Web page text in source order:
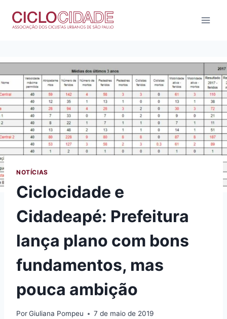
para
NOTÍCIAS
Ciclocidade e
Cidadeapé: Prefeitura
lança plano com bons
fundamentos, mas
pouca ambição
PorGiuliana Pompeu 7 de maio de 2019